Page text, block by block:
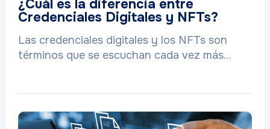
¿Cuál es la diferencia entre
Credenciales Digitales y NFTs?
Las credenciales digitales y los NFTs son
términos que se escuchan cada vez más…